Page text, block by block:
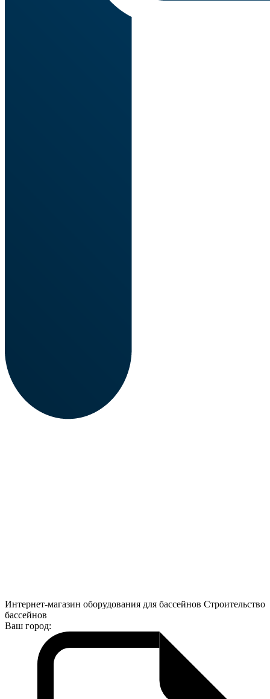
Интернет-магазин оборудования для бассейнов Строительство
бассейнов
Ваш город: